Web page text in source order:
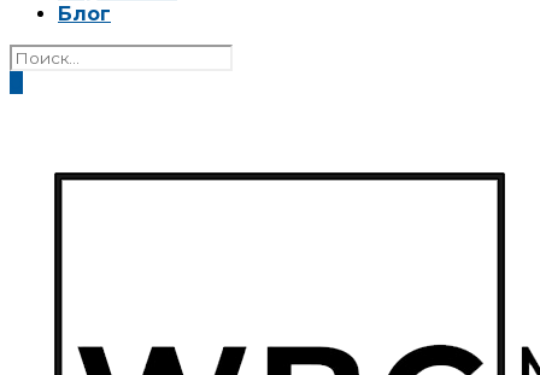
Блог